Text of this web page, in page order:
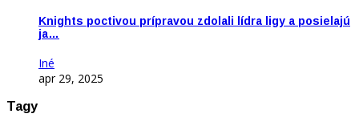
Knights poctivou prípravou zdolali lídra ligy a posielajú
ja…
Iné
apr 29, 2025
Tagy